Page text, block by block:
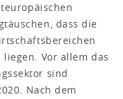
dass die
Vor allem das
sind
Nach dem